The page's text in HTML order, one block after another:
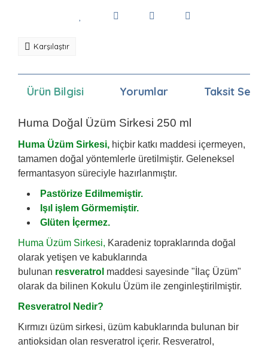
Karşılaştır
Ürün Bilgisi Yorumlar Taksit
Huma Doğal Üzüm Sirkesi 250 ml
Huma Üzüm Sirkesi, hiçbir katkı maddesi içermeyen,
tamamen doğal yöntemlerle üretilmiştir. Geleneksel
fermantasyon süreciyle hazırlanmıştır.
Pastörize Edilmemiştir.
Işıl işlem Görmemiştir.
Glüten İçermez.
Huma Üzüm Sirkesi, Karadeniz topraklarında doğal
olarak yetişen ve kabuklarında
bulunan resveratrol maddesi sayesinde "İlaç Üzüm"
olarak da bilinen Kokulu Üzüm ile zenginleştirilmiştir.
Resveratrol Nedir?
Kırmızı üzüm sirkesi, üzüm kabuklarında bulunan bir
antioksidan olan resveratrol içerir. Resveratrol,